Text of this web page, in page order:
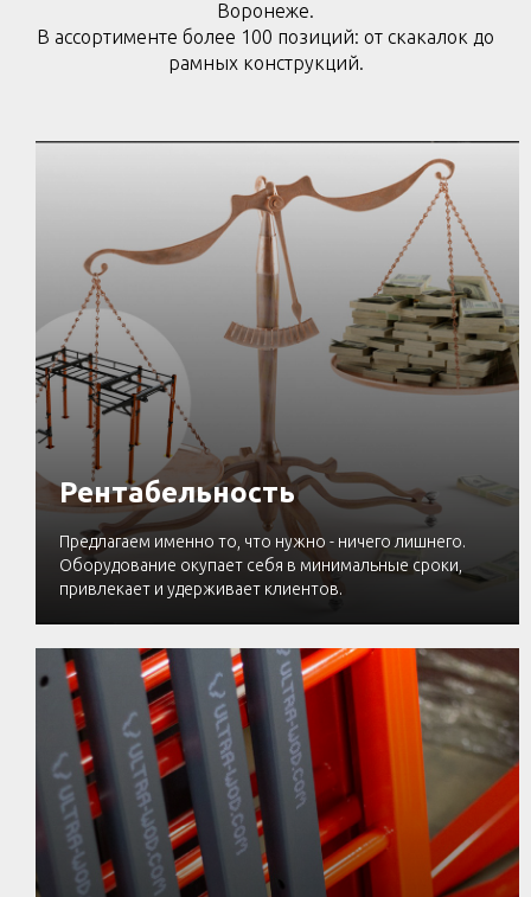
Воронеже.
В ассортименте более 100 позиций: от скакалок до
рамных конструкций.
Рентабельность
Предлагаем именно то, что нужно - ничего лишнего.
Оборудование окупает себя в минимальные сроки,
привлекает и удерживает клиентов.